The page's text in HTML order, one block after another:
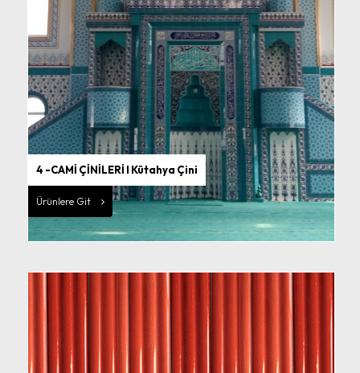
4 -CAMİ ÇİNİLERİ I Kütahya Çini
Ürünlere Git